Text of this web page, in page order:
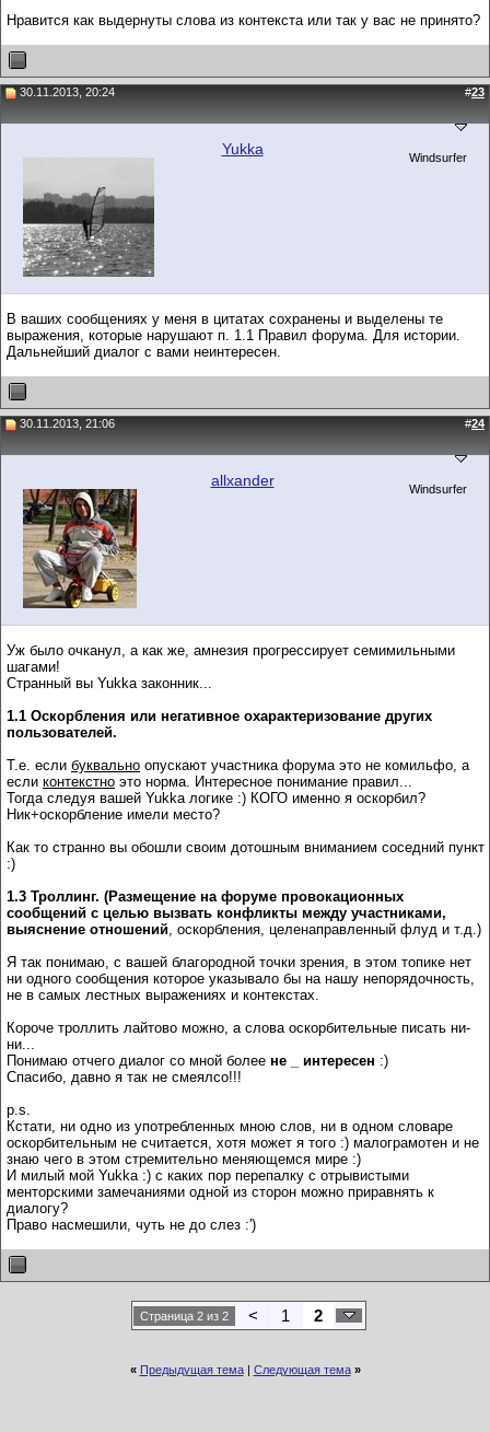
Нравится как выдернуты слова из контекста или так у вас не принято?
30.11.2013, 20:24 #23
Yukka Windsurfer
В ваших сообщениях у меня в цитатах сохранены и выделены те
выражения, которые нарушают п. 1.1 Правил форума. Для истории.
Дальнейший диалог с вами неинтересен.
30.11.2013, 21:06 #24
allxander Windsurfer
Уж было очканул, а как же, амнезия прогрессирует семимильными
шагами!
Странный вы Yukka законник...
1.1 Оскорбления или негативное охарактеризование других
пользователей.
Т.е. если буквально опускают участника форума это не комильфо, а
если контекстно это норма. Интересное понимание правил...
Тогда следуя вашей Yukka логике :) КОГО именно я оскорбил?
Ник+оскорбление имели место?
Как то странно вы обошли своим дотошным вниманием соседний пункт
:)
1.3 Троллинг. (Размещение на форуме провокационных
сообщений с целью вызвать конфликты между участниками,
выяснение отношений, оскорбления, целенаправленный флуд и т.д.)
Я так понимаю, с вашей благородной точки зрения, в этом топике нет
ни одного сообщения которое указывало бы на нашу непорядочность,
не в самых лестных выражениях и контекстах.
Короче троллить лайтово можно, а слова оскорбительные писать ни-
ни...
Понимаю отчего диалог со мной более не _ интересен :)
Спасибо, давно я так не смеялсо!!!
p.s.
Кстати, ни одно из употребленных мною слов, ни в одном словаре
оскорбительным не считается, хотя может я того :) малограмотен и не
знаю чего в этом стремительно меняющемся мире :)
И милый мой Yukka :) с каких пор перепалку с отрывистыми
менторскими замечаниями одной из сторон можно приравнять к
диалогу?
Право насмешили, чуть не до слез :')
Страница 2 из 2 < 1 2
« Предыдущая тема| Следующая тема »